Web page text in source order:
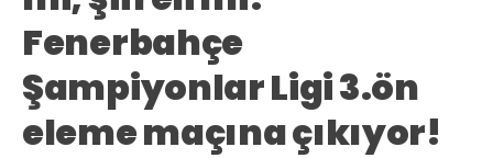
Fenerbahçe
Şampiyonlar Ligi 3.ön
eleme maçına çıkıyor!